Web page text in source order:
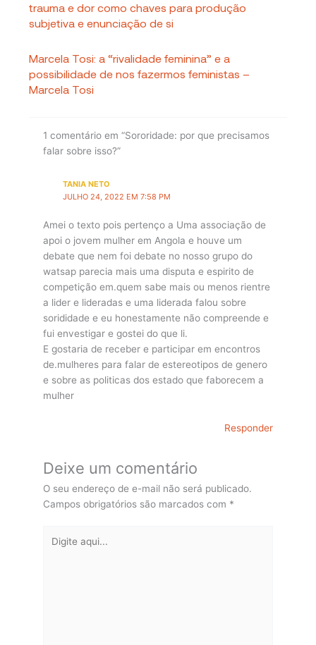
trauma e dor como chaves para produção
subjetiva e enunciação de si
Marcela Tosi: a “rivalidade feminina” e a
possibilidade de nos fazermos feministas –
Marcela Tosi
1 comentário em “Sororidade: por que precisamos
falar sobre isso?”
TANIA NETO
JULHO 24, 2022 EM 7:58 PM
Amei o texto pois pertenço a Uma associação de
apoi o jovem mulher em Angola e houve um
debate que nem foi debate no nosso grupo do
watsap parecia mais uma disputa e espirito de
competição em.quem sabe mais ou menos rientre
a lider e lideradas e uma liderada falou sobre
sorididade e eu honestamente não compreende e
fui envestigar e gostei do que li.
E gostaria de receber e participar em encontros
de.mulheres para falar de estereotipos de genero
e sobre as politicas dos estado que faborecem a
mulher
Responder
Deixe um comentário
O seu endereço de e-mail não será publicado.
Campos obrigatórios são marcados com *
aqui...